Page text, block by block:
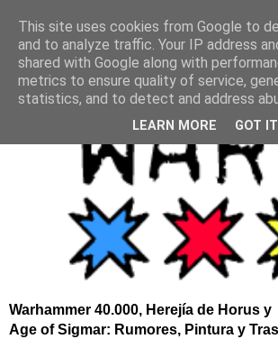
Warhammer 40.000, Herejía de Horus y
Age of Sigmar: Rumores, Pintura y
This site uses cookies from Google to
and to analyze traffic. Your IP address
shared with Google along with
metrics to ensure quality of service,
statistics, and to detect and address
LEARN MORE GOT IT